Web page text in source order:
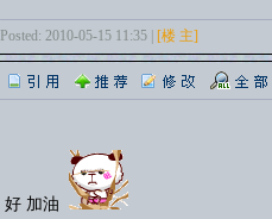
Posted: 2010-05-15 11:35 | [楼 主]
好 加油